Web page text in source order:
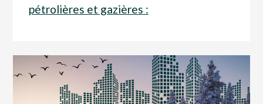
pétrolières et gazières :